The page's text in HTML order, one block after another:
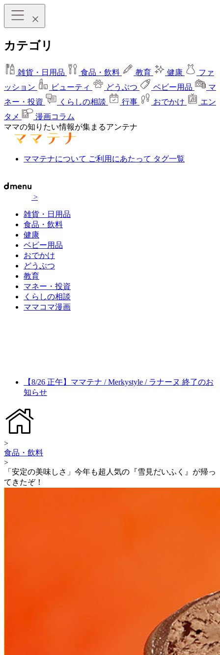
カテゴリ
雑貨・日用品 食品・飲料 教育 健康
ファ
ッション
ビューティ どうぶつ ベビー用品
マ
ネー・投資
くらしの相談 行事 おでかけ
エン
タメ
漫画コラム
ママの知りたい情報が集まるアンテナ
ママテナについて ご利用にあたって タグ一覧
>
雑貨・日用品
食品・飲料
健康
ベビー用品
おでかけ
どうぶつ
教育
マネー・投資
くらしの相談
ママコマ漫画
【8/26 正午】ママテナ / Merkystyle / ラナーヌ 終了のお
知らせ
>
食品・飲料
>
「安定の美味しさ」今年も超人気の『雪見だいふく』が帰っ
てきたぞ！